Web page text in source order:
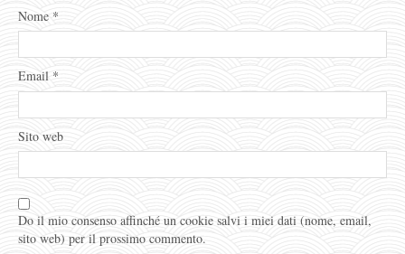
Nome *
Email *
Sito web
Do il mio consenso affinché un cookie salvi i miei dati (nome, email,
sito web) per il prossimo commento.